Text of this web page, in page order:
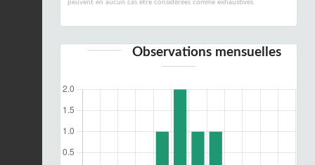
peuvent en aucun cas être considérées comme exhaustives.
Observations mensuelles